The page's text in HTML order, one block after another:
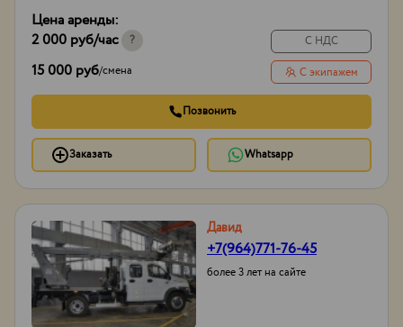
Тип проходимости
Вездеход
Цена аренды:
2 000 руб/час ?
15 000 руб/смена
С НДС
С экипажем
Позвонить
Заказать Whatsapp
Давид
+7(964)771-76-45
более 3 лет на сайте